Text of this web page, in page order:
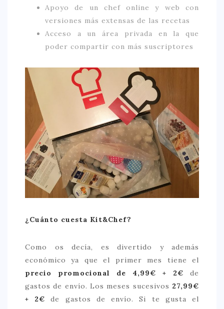
Apoyo de un chef online y web con
versiones más extensas de las recetas
Acceso a un área privada en la que
poder compartir con más suscriptores
¿Cuánto cuesta Kit&Chef?
Como os decía, es divertido y además
económico ya que el primer mes tiene el
precio promocional de
4,99€ + 2€ de
gastos de envío. Los meses sucesivos 27,99€
+ 2€ de gastos de envío. Si te gusta el